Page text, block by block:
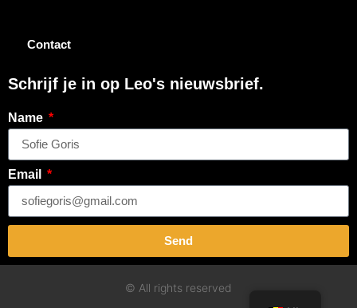
Contact
Schrijf je in op Leo's nieuwsbrief.
Name
Email
Send
© All rights reserved